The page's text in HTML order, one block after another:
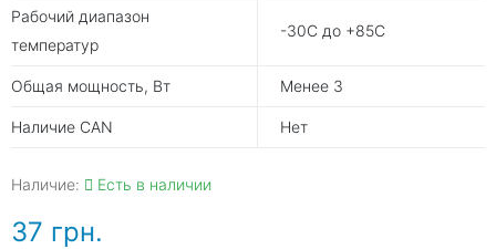
Рабочий диапазон
температур
-30С до +85С
Общая мощность, Вт Менее 3
Наличие CAN Нет
Наличие: Есть в наличии
37 грн.